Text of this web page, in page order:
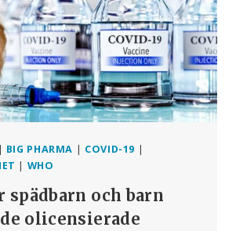
| BIG PHARMA | COVID-19 |
| WHO
spädbarn och barn
olicensierade